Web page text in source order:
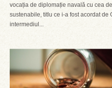
vocația de diplomație navală cu cea
sustenabile, titlu ce i-a fost acordat de
intermediul...